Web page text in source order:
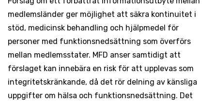
medlemsländer ger möjlighet att säkra kontinuitet i
stöd, medicinsk behandling och hjälpmedel för
personer med funktionsnedsättning som överförs
mellan medlemsstater. MFD anser samtidigt att
förslaget kan innebära en risk för att upplevas som
integritetskränkande, då det rör delning av känsliga
uppgifter om hälsa och funktionsnedsättning. Det